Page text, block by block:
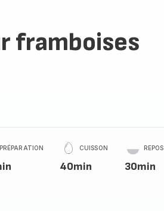
framboises
PRÉPARATION CUISSON
40min
REPOS
30min